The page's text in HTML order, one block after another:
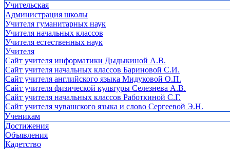
Учительская
Администрация школы
Учителя гуманитарных наук
Учителя начальных классов
Учителя естественных наук
Учителя
Cайт учителя информатики Дыдыкиной А.В.
Сайт учителя начальных классов Бариновой С.И.
Сайт учителя английского языка Мидуковой О.П.
Сайт учителя физической культуры Селезнева А.В.
Сайт учителя начальных классов Работкиной С.Г.
Сайт учителя чувашского языка и слово Сергеевой Э.Н.
Ученикам
Достижения
Объявления
Кадетство